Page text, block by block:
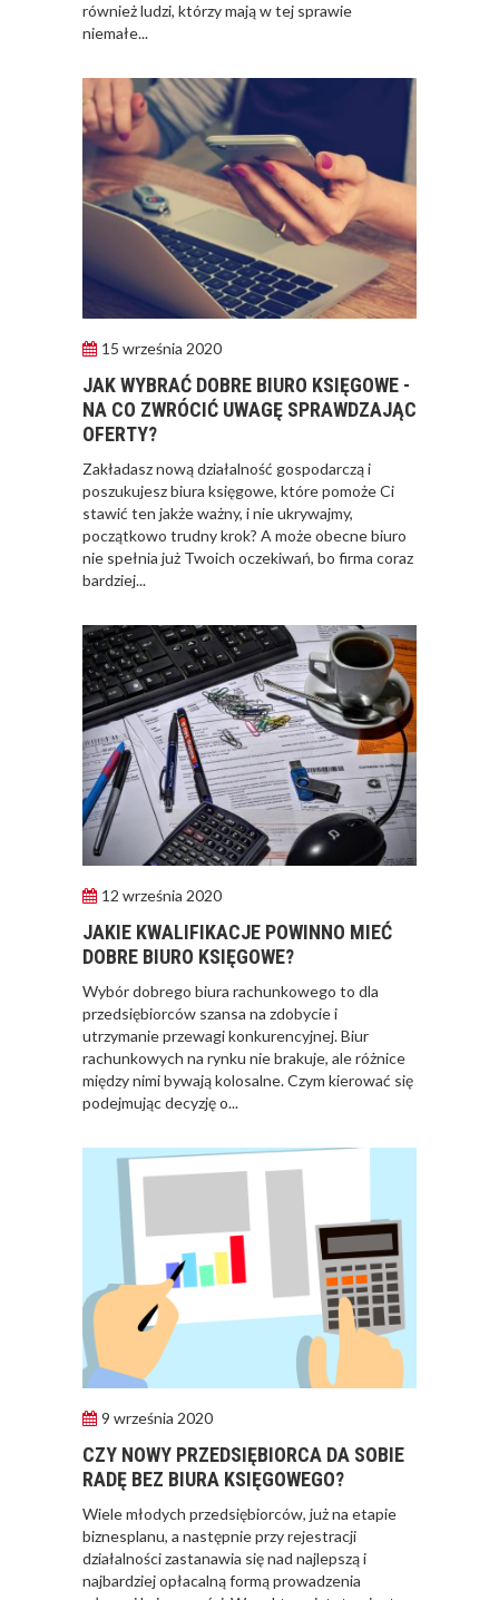
również ludzi, którzy mają w tej sprawie
niemałe...
15 września 2020
JAK WYBRAĆ DOBRE BIURO KSIĘGOWE -
NA CO ZWRÓCIĆ UWAGĘ SPRAWDZAJĄC
OFERTY?
​Zakładasz nową działalność gospodarczą i
poszukujesz biura księgowe, które pomoże Ci
stawić ten jakże ważny, i nie ukrywajmy,
początkowo trudny krok? A może obecne biuro
nie spełnia już Twoich oczekiwań, bo firma coraz
bardziej...
12 września 2020
JAKIE KWALIFIKACJE POWINNO MIEĆ
DOBRE BIURO KSIĘGOWE?
​Wybór dobrego biura rachunkowego to dla
przedsiębiorców szansa na zdobycie i
utrzymanie przewagi konkurencyjnej. Biur
rachunkowych na rynku nie brakuje, ale różnice
między nimi bywają kolosalne. Czym kierować się
podejmując decyzję o...
9 września 2020
CZY NOWY PRZEDSIĘBIORCA DA SOBIE
RADĘ BEZ BIURA KSIĘGOWEGO?
​Wiele młodych przedsiębiorców, już na etapie
biznesplanu, a następnie przy rejestracji
działalności zastanawia się nad najlepszą i
najbardziej opłacalną formą prowadzenia